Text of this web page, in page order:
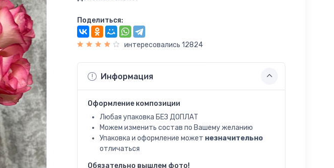
Поделиться:
интересовались 12824
Информация
Оформление композиции
Любая упаковка БЕЗ ДОПЛАТ
Можем изменить состав по Вашему желанию
Упаковка и оформление может незначительно
отличаться
Обязательно вышлем фото!